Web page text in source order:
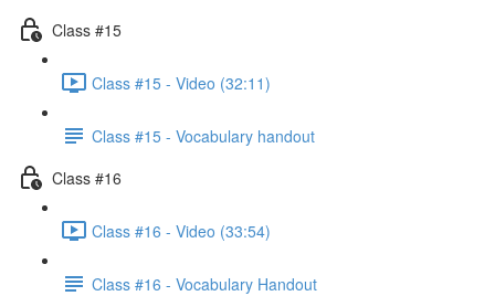
Class #15
Class #15 - Video (32:11)
Class #15 - Vocabulary handout
Class #16
Class #16 - Video (33:54)
Class #16 - Vocabulary Handout